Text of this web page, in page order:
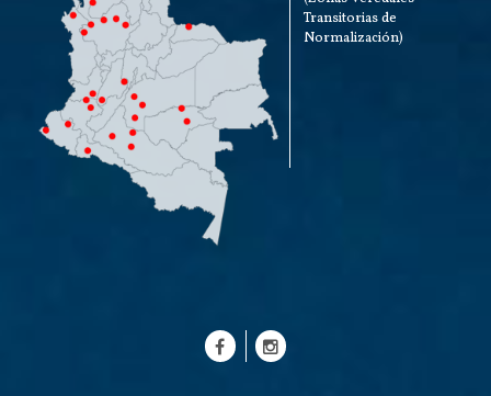
Transitorias de
Normalización)